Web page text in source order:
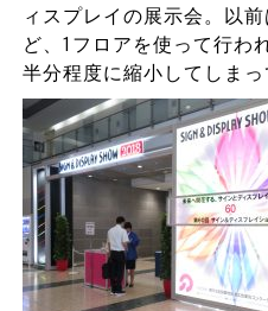
ィスプレイの展示会。以
ど、1フロアを使って行わ
半分程度に縮小してしまっ